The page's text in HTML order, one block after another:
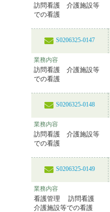
訪問看護 介護施設等
での看護
S0206325-0147
業務内容
訪問看護 介護施設等
での看護
S0206325-0148
業務内容
訪問看護 介護施設等
での看護
S0206325-0149
業務内容
看護管理 訪問看護
介護施設等での看護